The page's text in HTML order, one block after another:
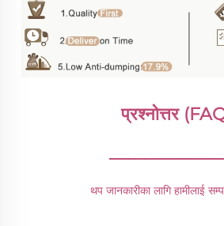
प्रश्नोत्तर
थप जानकारीका लागि हामीलाई